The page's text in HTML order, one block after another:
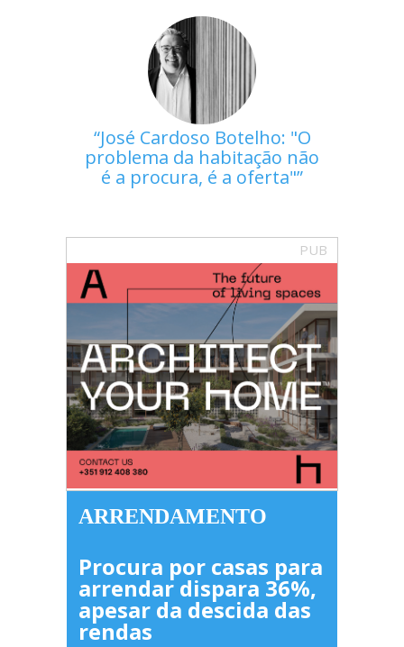
José Cardoso Botelho: "O
problema da habitação não
é a procura, é a oferta"
PUB
ARRENDAMENTO
Procura por casas para
arrendar dispara 36%,
apesar da descida das
rendas